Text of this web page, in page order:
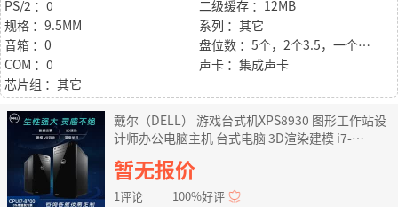
PS/2 ：0
二级缓存 ：12MB
规格 ：9.5MM
系列 ：其它
音箱 ：0
盘位数 ：5个，2个3.5，一个2.5，一个M.2
COM ：0
声卡 ：集成声卡
芯片组 ：其它
戴尔（DELL） 游戏台式机XPS8930 图形工作站设
计师办公电脑主机 台式电脑 3D渲染建模 i7-
9700/32G/256G固态+2T P2000-5G图形显卡/定制
暂无报价
1评论 100%好评